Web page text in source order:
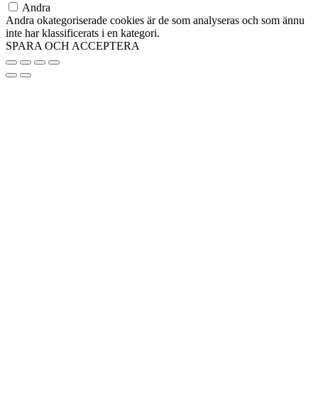
Andra
Andra okategoriserade cookies är de som analyseras och som ännu
inte har klassificerats i en kategori.
SPARA OCH ACCEPTERA